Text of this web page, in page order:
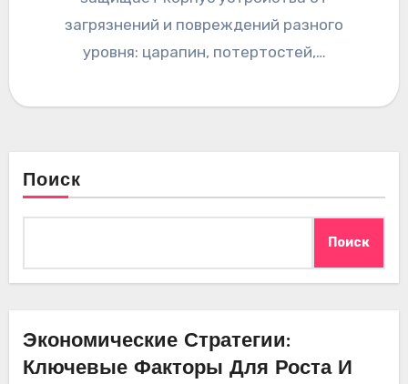
загрязнений и повреждений разного
уровня: царапин, потертостей,…
Поиск
Поиск
Экономические Стратегии:
Ключевые Факторы Для Роста И